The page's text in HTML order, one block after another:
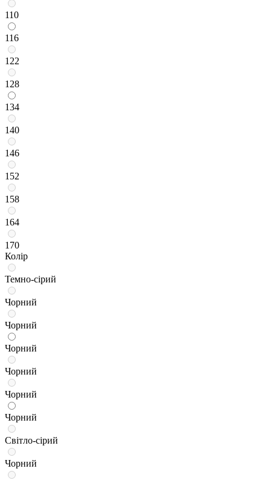
110
116
122
128
134
140
146
152
158
164
170
Колір
Темно-сірий
Чорний
Чорний
Чорний
Чорний
Чорний
Чорний
Світло-сірий
Чорний